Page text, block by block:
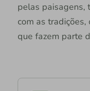
pelas paisagens,
com as
que fazem parte